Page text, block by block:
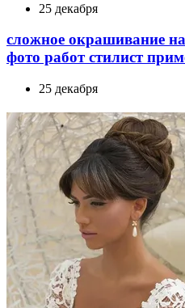
25 декабря
сложное окрашивание
фото работ стилист
25 декабря